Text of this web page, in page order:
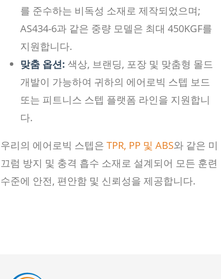
를 준수하는 비독성 소재로 제작되었으며;
AS434-6과 같은 중량 모델은 최대 450KGF를
지원합니다.
맞춤 옵션: 색상, 브랜딩, 포장 및 맞춤형 몰드
개발이 가능하여 귀하의 에어로빅 스텝 보드
또는 피트니스 스텝 플랫폼 라인을 지원합니
다.
우리의 에어로빅 스텝은 TPR, PP 및 ABS와 같은 미
끄럼 방지 및 충격 흡수 소재로 설계되어 모든 훈련
수준에 안전, 편안함 및 신뢰성을 제공합니다.